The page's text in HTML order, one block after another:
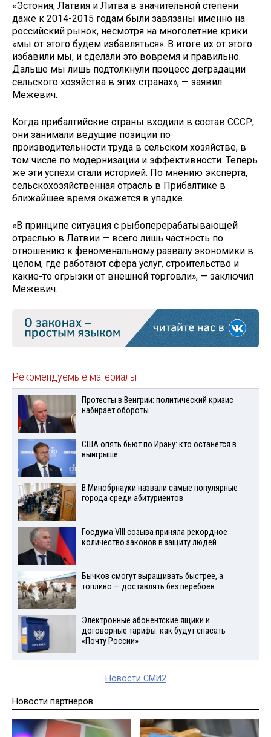
«Эстония, Латвия и Литва в значительной степени
даже к 2014-2015 годам были завязаны именно на
российский рынок, несмотря на многолетние крики
«мы от этого будем избавляться». В итоге их от этого
избавили мы, и сделали это вовремя и правильно.
Дальше мы лишь подтолкнули процесс деградации
сельского хозяйства в этих странах», — заявил
Межевич.
Когда прибалтийские страны входили в состав СССР,
они занимали ведущие позиции по
производительности труда в сельском хозяйстве, в
том числе по модернизации и эффективности. Теперь
же эти успехи стали историей. По мнению эксперта,
сельскохозяйственная отрасль в Прибалтике в
ближайшее время окажется в упадке.
«В принципе ситуация с рыбоперерабатывающей
отраслью в Латвии — всего лишь частность по
отношению к феноменальному развалу экономики в
целом, где работают сфера услуг, строительство и
какие-то огрызки от внешней торговли», — заключил
Межевич.
Рекомендуемые материалы
Протесты в Венгрии: политический кризис
набирает обороты
США опять бьют по Ирану: кто останется в
выигрыше
В Минобрнауки назвали самые популярные
города среди абитуриентов
Госдума VIII созыва приняла рекордное
количество законов в защиту людей
Бычков смогут выращивать быстрее, а
топливо — доставлять без перебоев
Электронные абонентские ящики и
договорные тарифы: как будут спасать
«Почту России»
Новости СМИ2
Новости партнеров